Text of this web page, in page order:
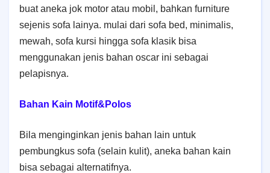
buat aneka jok motor atau mobil, bahkan furniture
sejenis sofa lainya. mulai dari sofa bed, minimalis,
mewah, sofa kursi hingga sofa klasik bisa
menggunakan jenis bahan oscar ini sebagai
pelapisnya.
Bahan Kain Motif&Polos
Bila menginginkan jenis bahan lain untuk
pembungkus sofa (selain kulit), aneka bahan kain
bisa sebagai alternatifnya.